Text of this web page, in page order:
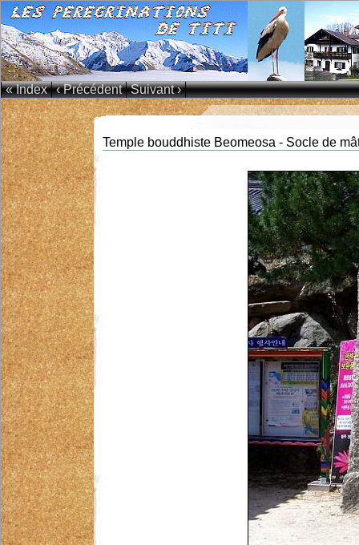
« Index ‹ Précédent Suivant ›
Temple bouddhiste Beomeosa - Socle de